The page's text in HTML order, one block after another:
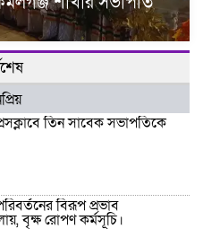
তিন সাবেক সভাপতিকে
বিরূপ প্রভাব
বৃক্ষ রোপণ কর্মসূচি।